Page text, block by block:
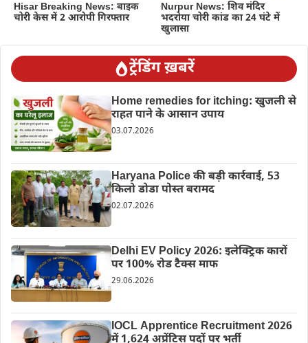
Hisar Breaking News: बाइक
चोरी केस में 2 आरोपी गिरफ्तार
Nurpur News: शिव मंदिर
भदरोया चोरी कांड का 24 घंटे में
खुलासा
ट्रेंडिंग ख़बरें
Home remedies for itching: खुजली से
राहत पाने के आसान उपाय
03.07.2026
Haryana Police की बड़ी कार्रवाई, 53
किलो डोडा पोस्त बरामद
02.07.2026
Delhi EV Policy 2026: इलेक्ट्रिक कारों
पर 100% रोड टैक्स माफ
29.06.2026
IOCL Apprentice Recruitment 2026
में 1,624 अप्रेंटिस पदों पर भर्ती